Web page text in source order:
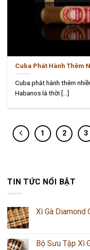
Cuba Phát Hành Thêm
Cuba phát hành thêm
Habanos là thời [...]
1 2 3
TIN TỨC NỔI BẬT
Xì Gà Diamond
Bộ Sưu Tập Xì